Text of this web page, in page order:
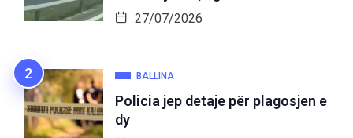
27/07/2026
BALLINA
Policia jep detaje për plagosjen e
dy